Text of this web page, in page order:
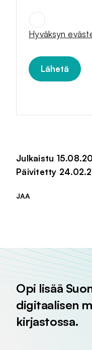
SUOSTUMUKSET
Hyväksyn
Julkaistu
Päivitetty
JAA
Opi lisää
digitaalisen
kirjastossa.